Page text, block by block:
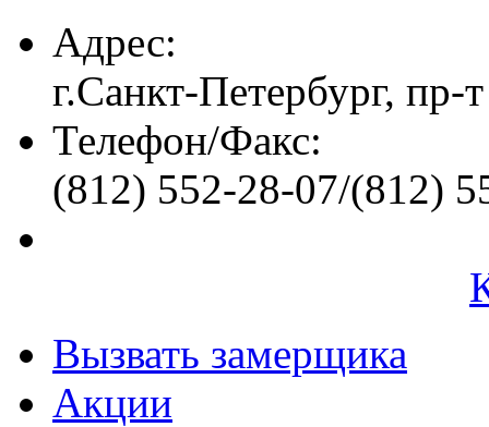
Адрес:
г.Санкт-Петербург, пр-
Телефон/Факс:
(812) 552-28-07/(812)
Вызвать замерщика
Акции